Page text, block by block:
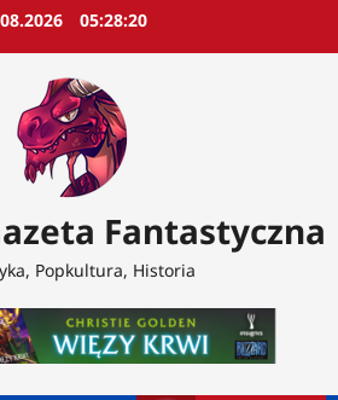
05:28:22
Fantastyczna
Popkultura, Historia